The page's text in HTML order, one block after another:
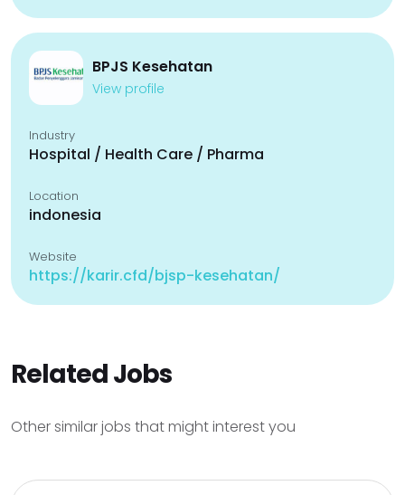
BPJS Kesehatan
View profile
Industry
Hospital / Health Care / Pharma
Location
indonesia
Website
https://karir.cfd/bjsp-kesehatan/
Related Jobs
Other similar jobs that might interest you